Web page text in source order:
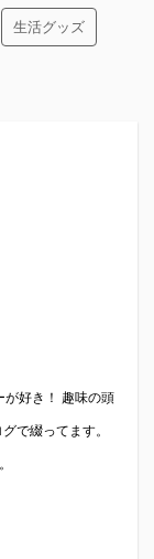
生活グッズ
が好き！ 趣味の頭
で綴ってます。